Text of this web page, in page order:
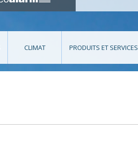
CLIMAT PRODUITS ET SERVICES